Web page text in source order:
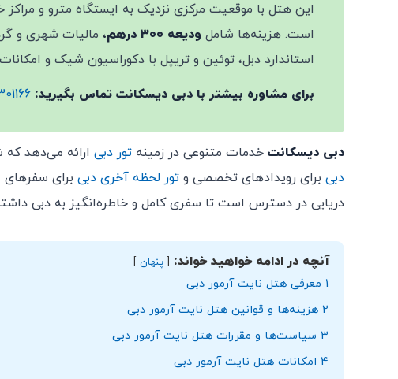
این هتل با موقعیت مرکزی نزدیک به ایستگاه مترو و
است. هزینه‌ها شامل ودیعه ۳۰۰ درهم،
مالیات شهری و
استاندارد دبل، توئین و تریپل با دکوراسیون شیک و
برای مشاوره بیشتر با دبی دیسکانت تماس بگیرید:
دبی دیسکانت خدمات متنوعی در زمینه تور دبی ارائه می‌دهد که
دبی برای رویدادهای تخصصی و تور لحظه آخری دبی برای
دریایی در دسترس است تا سفری کامل و خاطره‌انگیز به دبی
آنچه در ادامه خواهید خواند: پنهان
1 معرفی هتل نایت آرمور دبی
2 هزینه‌ها و قوانین هتل نایت آرمور دبی
3 سیاست‌ها و مقررات هتل نایت آرمور دبی
4 امکانات هتل نایت آرمور دبی